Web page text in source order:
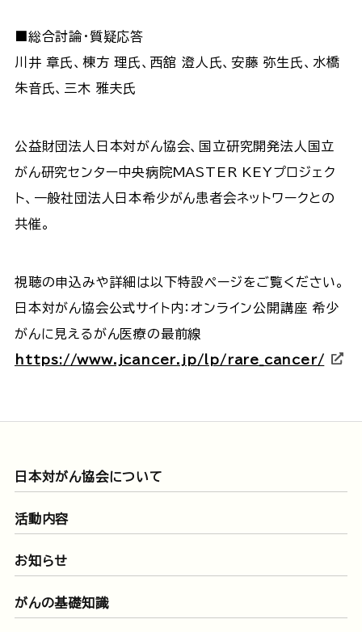
■総合討論・質疑応答
川井 章氏、棟方 理氏、西舘 澄人氏、安藤 弥生氏、水橋
朱音氏、三木 雅夫氏
公益財団法人日本対がん協会、国立研究開発法人国立
がん研究センター中央病院MASTER KEYプロジェク
ト、一般社団法人日本希少がん患者会ネットワークとの
共催。
視聴の申込みや詳細は以下特設ページをご覧ください。
日本対がん協会公式サイト内：オンライン公開講座 希少
がんに見えるがん医療の最前線
https://www.jcancer.jp/lp/rare_cancer/
日本対がん協会について
活動内容
お知らせ
がんの基礎知識